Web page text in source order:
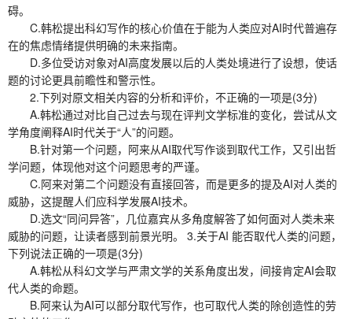
碍。
C.韩松提出科幻写作的核心价值在于能为人类应对AI时代普遍存
在的焦虑情绪提供明确的未来指南。
D.多位受访对象对AI高度发展以后的人类处境进行了设想，使话
题的讨论更具前瞻性和警示性。
2.下列对原文相关内容的分析和评价，不正确的一项是(3分)
A.韩松通过对比自己过去与现在评判文学标准的变化，尝试从文
学角度阐释AI时代关于“人”的问题。
B.针对第一个问题，阿来从AI取代写作谈到取代工作，又引出哲
学问题，体现他对这个问题思考的严谨。
C.阿来对第二个问题没有直接回答，而是更多的提及AI对人类的
威胁，这提醒人们应科学发展AI技术。
D.选文“同问异答”，几位嘉宾从多角度解答了如何面对人类未来
威胁的问题，让读者感到前景光明。 3.关于AI 能否取代人类的问题，
下列说法正确的一项是(3分)
A.韩松从科幻文学与严肃文学的关系角度出发，间接肯定AI会取
代人类的命题。
B.阿来认为AI可以部分取代写作，也可取代人类的除创造性的劳